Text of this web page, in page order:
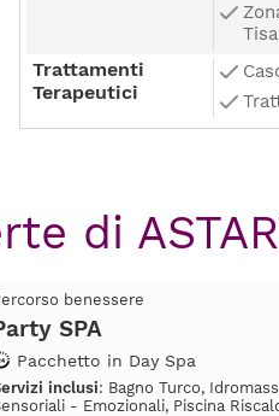
Trattamenti
Terapeutici
di
benessere
SPA
Pacchetto in Day Spa
inclusi: Bagno Turco,
- Emozionali, Piscina